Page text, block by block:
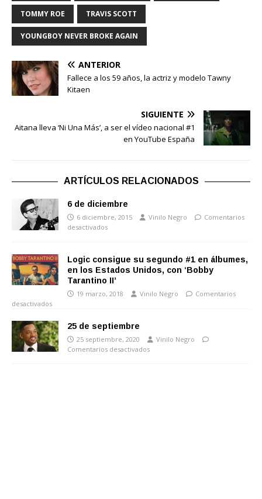
TOMMY ROE TRAVIS SCOTT
YOUNGBOY NEVER BROKE AGAIN
ANTERIOR
Fallece a los 59 años, la actriz y modelo Tawny
Kitaen
SIGUIENTE
Aitana lleva ‘Ni Una Más’, a ser el vídeo nacional #1
en YouTube España
ARTÍCULOS RELACIONADOS
6 de diciembre
6 diciembre, 2015 Vinilo Negro
Comentarios
desactivados
Logic consigue su segundo #1 en álbumes,
en los Estados Unidos, con ‘Bobby
Tarantino II’
19 marzo, 2018 Vinilo Negro
Comentarios
desactivados
25 de septiembre
25 septiembre, 2020
Vinilo Negro
Comentarios desactivados